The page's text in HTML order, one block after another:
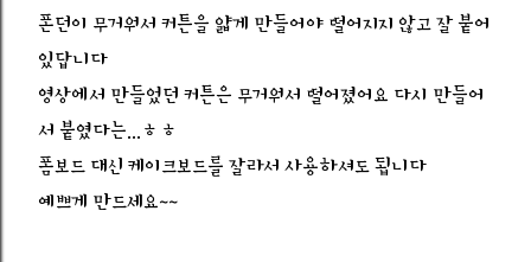
폰던이 무거워서 커튼을 얇게 만들어야 떨어지지 않고 잘 붙어
있답니다
영상에서 만들었던 커튼은 무거워서 떨어졌어요 다시 만들어
서 붙였다는...ㅎㅎ
폼보드 대신 케이크보드를 잘라서 사용하셔도 됩니다
예쁘게 만드세요~~